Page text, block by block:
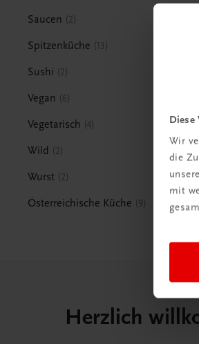
Diese
Wir
die
mit
Saucen 2
Spitzenküche 13
Sushi 2
Vegan 6
Vegetarisch 4
Wild 2
Wurst 2
Österreichische Küche 9
Herzlich